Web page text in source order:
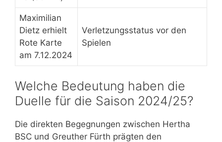
Maximilian
Dietz erhielt
Rote Karte
am 7.12.2024
Verletzungsstatus vor den
Spielen
Welche Bedeutung haben die
Duelle für die Saison 2024/25?
Die direkten Begegnungen zwischen Hertha
BSC und Greuther Fürth prägten den